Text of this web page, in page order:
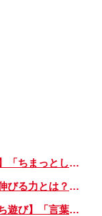
【うちは虫が超苦手】「ちまっとした虫にも大騒ぎ！」「可愛い系の虫……でも逃げる！」教えて！ みんなの虫ギライエピソード
【工作や植物栽培で伸びる力とは？】「非認知能力」を養う、おうちで楽しむ創作あそび・おうちあそび図鑑5
【雨でも楽しいおうち遊び】「言葉あそび」で伸ばす表現力や想像力・おうちあそび図鑑4